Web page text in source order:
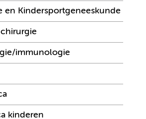
en Kindersportgeneeskunde
immunologie
kinderen